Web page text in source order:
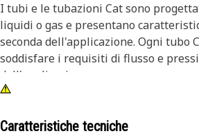
I tubi e le tubazioni Cat sono
liquidi o gas e presentano
seconda dell'applicazione. Ogni tubo
soddisfare i requisiti di flusso e
dell'applicazione.
Caratteristiche tecniche